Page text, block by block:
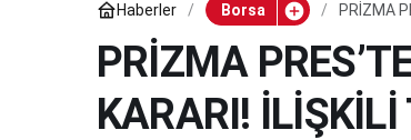
Haberler Borsa PRİZMA
PRİZMA
KARARI!